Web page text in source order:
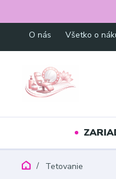
O nás Všetko o
Tetovanie